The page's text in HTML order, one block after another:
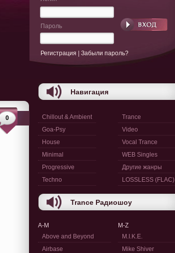
0
Пароль
Регистрация Забыли пароль?
Навигация
Chillout & Ambient
Goa-Psy
House
Minimal
Progressive
Techno
Trance
Video
Vocal Trance
WEB Singles
Другие жанры
LOSSLESS (FLAC)
Trance Радиошоу
A-M
Above and Beyond
Airbase
M-Z
M.I.K.E.
Mike Shiver